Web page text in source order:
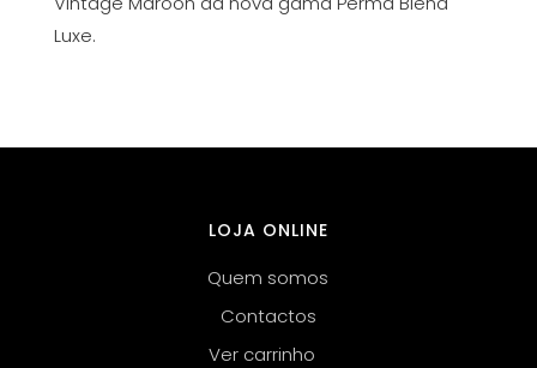
Luxe.
LOJA ONLINE
Quem somos
Contactos
Ver carrinho